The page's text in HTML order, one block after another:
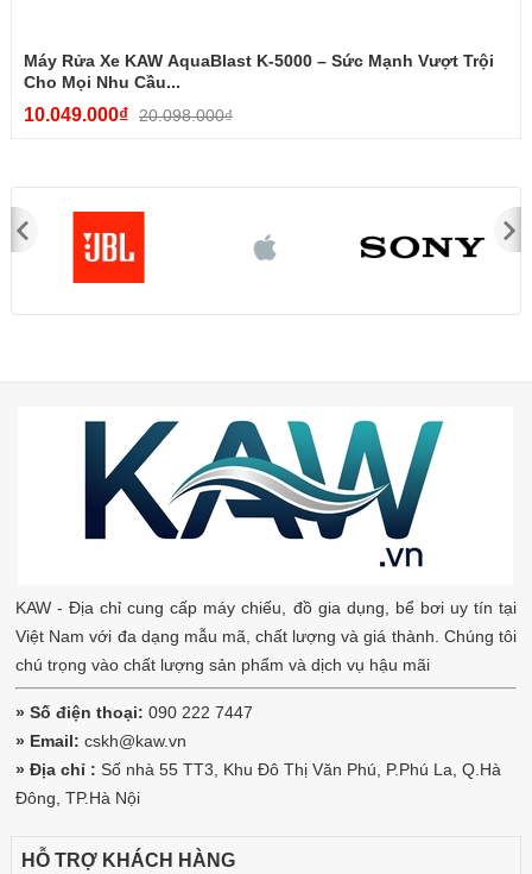
Máy Rửa Xe KAW AquaBlast K-5000 – Sức Mạnh Vượt Trội
Cho Mọi Nhu Cầu...
10.049.000₫ 20.098.000₫
KAW - Địa chỉ cung cấp máy chiếu, đồ gia dụng, bể bơi uy tín tại
Việt Nam với đa dạng mẫu mã, chất lượng và giá thành. Chúng tôi
chú trọng vào chất lượng sản phẩm và dịch vụ hậu mãi
» Số điện thoại: 090 222 7447
» Email: cskh@kaw.vn
» Địa chỉ : Số nhà 55 TT3, Khu Đô Thị Văn Phú, P.Phú La, Q.Hà
Đông, TP.Hà Nội
HỖ TRỢ KHÁCH HÀNG